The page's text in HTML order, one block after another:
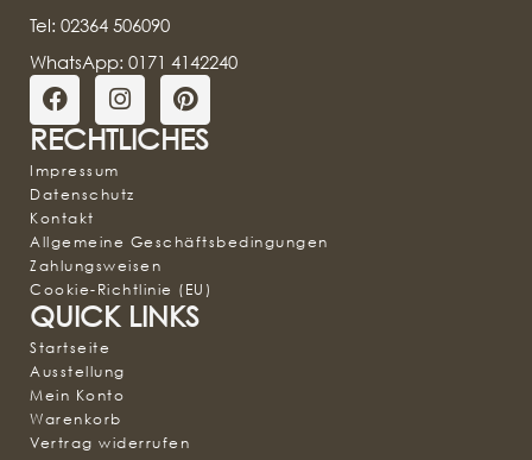
Tel: 02364 506090
WhatsApp: 0171 4142240
RECHTLICHES
Impressum
Datenschutz
Kontakt
Allgemeine Geschäftsbedingungen
Zahlungsweisen
Cookie-Richtlinie (EU)
QUICK LINKS
Startseite
Ausstellung
Mein Konto
Warenkorb
Vertrag widerrufen